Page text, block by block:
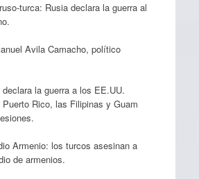
turca: Rusia declara la guerra al
Avila Camacho, político
la guerra a los EE.UU.
Puerto Rico, las Filipinas y Guam
Armenio: los turcos asesinan a
de armenios.